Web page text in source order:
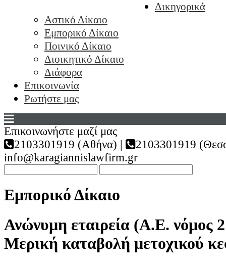
Δικηγορικά
Αστικό Δίκαιο
Εμπορικό Δίκαιο
Ποινικό Δίκαιο
Διοικητικό Δίκαιο
Διάφορα
Επικοινωνία
Ρωτήστε μας
Επικοινωνήστε μαζί μας
2103301919 (Αθήνα) |
2103301919
info@karagiannislawfirm.gr
Εμπορικό Δίκαιο
Ανώνυμη εταιρεία (Α.Ε. νόμος
Μερική καταβολή μετοχικού